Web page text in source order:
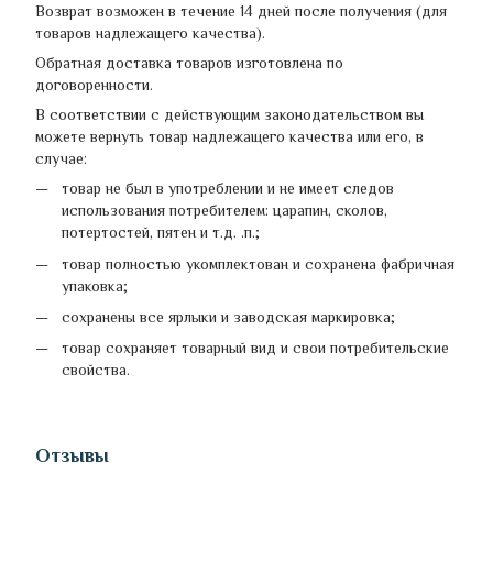
Возврат возможен в течение 14 дней после получения (для
товаров надлежащего качества).
Обратная доставка товаров изготовлена по
договоренности.
В соответствии с действующим законодательством вы
можете вернуть товар надлежащего качества или его, в
случае:
товар не был в употреблении и не имеет следов
использования потребителем: царапин, сколов,
потертостей, пятен и т.д. .п.;
товар полностью укомплектован и сохранена фабричная
упаковка;
сохранены все ярлыки и заводская маркировка;
товар сохраняет товарный вид и свои потребительские
свойства.
Отзывы